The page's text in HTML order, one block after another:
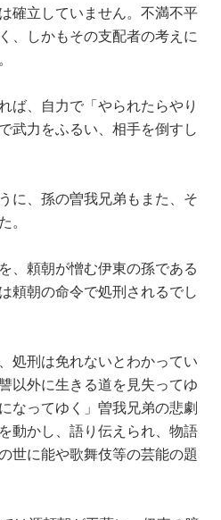
確立していません。不満不平
、しかもその支配者の考えに
ば、自力で「やられたらやり
武力をふるい、相手を倒すし
に、孫の曽我兄弟もまた、そ
。
、頼朝が憎む伊東の孫である
頼朝の命令で処刑されるでし
処刑は免れないとわかってい
以外に生きる道を見失ってゆ
ってゆく」曽我兄弟の悲劇
動かし、語り伝えられ、物語
世に能や歌舞伎等の芸能の題